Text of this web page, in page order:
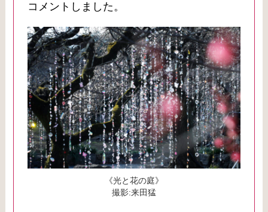
コメントしました。
《光と花の庭》
撮影:来田猛